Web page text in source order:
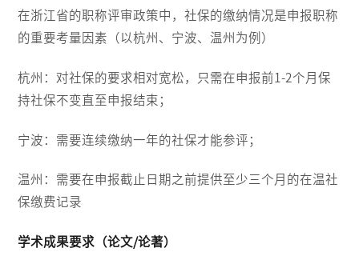
在浙江省的职称评审政策中，社保的缴纳情况是申报职称
的重要考量因素（以杭州、宁波、温州为例）
杭州：对社保的要求相对宽松，只需在申报前1-2个月保
持社保不变直至申报结束；
宁波：需要连续缴纳一年的社保才能参评；
温州：需要在申报截止日期之前提供至少三个月的在温社
保缴费记录
学术成果要求（论文/论著）